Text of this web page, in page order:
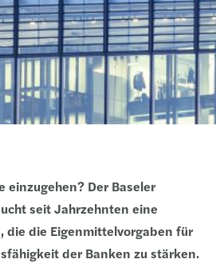
Der Baseler
seit Jahrzehnten eine
die die Eigenmittelvorgaben für
der Banken zu stärken.